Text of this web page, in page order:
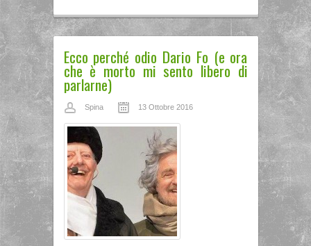
Ecco perché odio Dario Fo (e ora
che è morto mi sento libero di
parlarne)
Spina 13 Ottobre 2016